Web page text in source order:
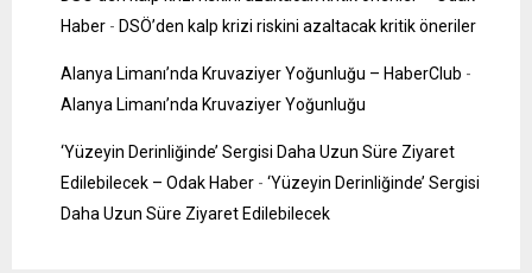
Haber - DSÖ’den kalp krizi riskini azaltacak kritik öneriler
Alanya Limanı’nda Kruvaziyer Yoğunluğu – HaberClub -
Alanya Limanı’nda Kruvaziyer Yoğunluğu
‘Yüzeyin Derinliğinde’ Sergisi Daha Uzun Süre Ziyaret
Edilebilecek – Odak Haber - ‘Yüzeyin Derinliğinde’ Sergisi
Daha Uzun Süre Ziyaret Edilebilecek